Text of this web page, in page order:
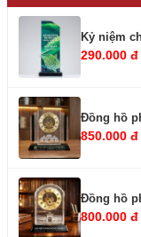
Kỷ niệm
290.000 đ
Đồng hồ
850.000 đ
Đồng hồ
800.000 đ